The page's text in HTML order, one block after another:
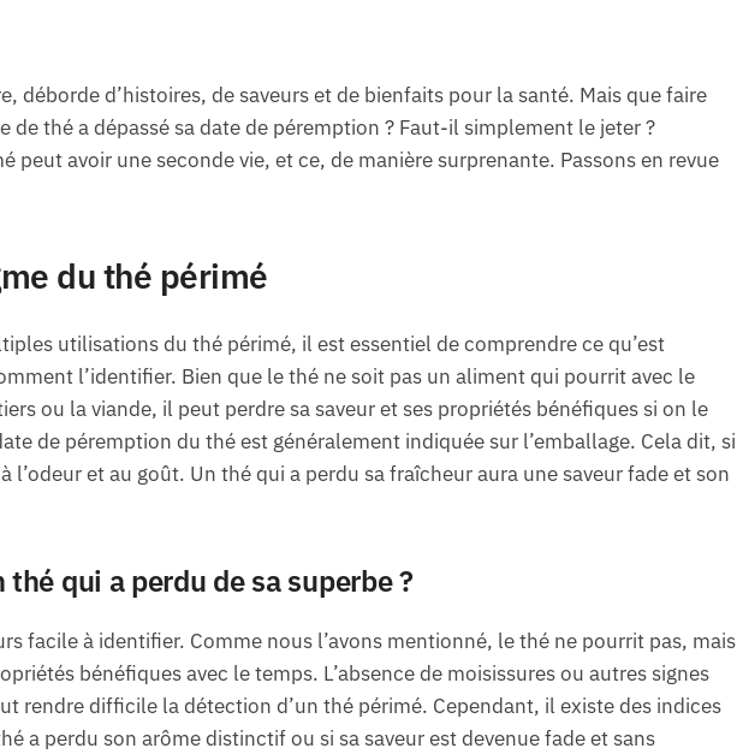
déborde d’histoires, de saveurs et de bienfaits pour la santé. Mais que faire
de thé a dépassé sa date de péremption ? Faut-il simplement le jeter ?
peut avoir une seconde vie, et ce, de manière surprenante. Passons en revue
du thé périmé
utilisations du thé périmé, il est essentiel de comprendre ce qu’est
l’identifier. Bien que le thé ne soit pas un aliment qui pourrit avec le
ou la viande, il peut perdre sa saveur et ses propriétés bénéfiques si on le
de péremption du thé est généralement indiquée sur l’emballage. Cela dit, si
l’odeur et au goût. Un thé qui a perdu sa fraîcheur aura une saveur fade et son
qui a perdu de sa superbe ?
facile à identifier. Comme nous l’avons mentionné, le thé ne pourrit pas, mais
bénéfiques avec le temps. L’absence de moisissures ou autres signes
rendre difficile la détection d’un thé périmé. Cependant, il existe des indices
a perdu son arôme distinctif ou si sa saveur est devenue fade et sans